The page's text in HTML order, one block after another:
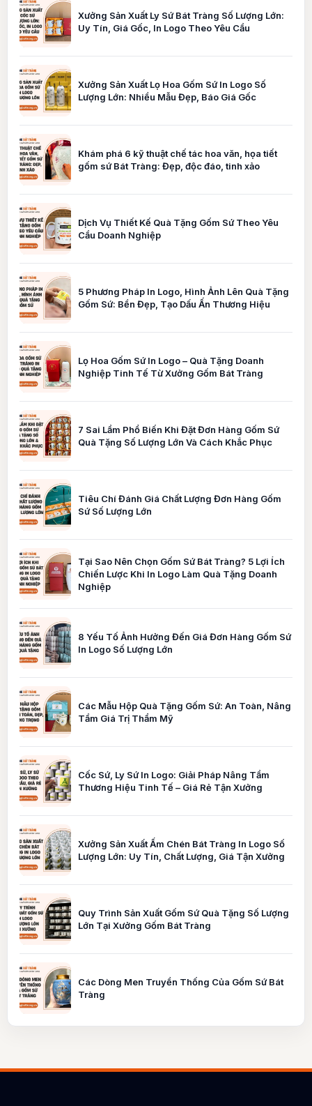
Xưởng Sản Xuất Ly Sứ Bát Tràng Số Lượng Lớn:
Uy Tín, Giá Gốc, In Logo Theo Yêu Cầu
Xưởng Sản Xuất Lọ Hoa Gốm Sứ In Logo Số
Lượng Lớn: Nhiều Mẫu Đẹp, Báo Giá Gốc
Khám phá 6 kỹ thuật chế tác hoa văn, họa tiết
gốm sứ Bát Tràng: Đẹp, độc đáo, tinh xảo
Dịch Vụ Thiết Kế Quà Tặng Gốm Sứ Theo Yêu
Cầu Doanh Nghiệp
5 Phương Pháp In Logo, Hình Ảnh Lên Quà Tặng
Gốm Sứ: Bền Đẹp, Tạo Dấu Ấn Thương Hiệu
Lọ Hoa Gốm Sứ In Logo – Quà Tặng Doanh
Nghiệp Tinh Tế Từ Xưởng Gốm Bát Tràng
7 Sai Lầm Phổ Biến Khi Đặt Đơn Hàng Gốm Sứ
Quà Tặng Số Lượng Lớn Và Cách Khắc Phục
Tiêu Chí Đánh Giá Chất Lượng Đơn Hàng Gốm
Sứ Số Lượng Lớn
Tại Sao Nên Chọn Gốm Sứ Bát Tràng? 5 Lợi Ích
Chiến Lược Khi In Logo Làm Quà Tặng Doanh
Nghiệp
8 Yếu Tố Ảnh Hưởng Đến Giá Đơn Hàng Gốm Sứ
In Logo Số Lượng Lớn
Các Mẫu Hộp Quà Tặng Gốm Sứ: An Toàn, Nâng
Tầm Giá Trị Thẩm Mỹ
Cốc Sứ, Ly Sứ In Logo: Giải Pháp Nâng Tầm
Thương Hiệu Tinh Tế – Giá Rẻ Tận Xưởng
Xưởng Sản Xuất Ấm Chén Bát Tràng In Logo Số
Lượng Lớn: Uy Tín, Chất Lượng, Giá Tận Xưởng
Quy Trình Sản Xuất Gốm Sứ Quà Tặng Số Lượng
Lớn Tại Xưởng Gốm Bát Tràng
Các Dòng Men Truyền Thống Của Gốm Sứ Bát
Tràng